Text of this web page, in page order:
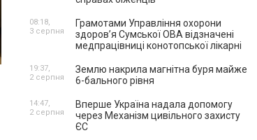
Грамотами Управління охорони
здоров’я Сумської ОВА відзначені
медпрацівниці конотопської лікарні
08:18,
3 серпня
Землю накрила магнітна буря майже
6-бального рівня
19:37,
2 серпня
Вперше Україна надала допомогу
через Механізм цивільного захисту
ЄС
14:47,
2 серпня